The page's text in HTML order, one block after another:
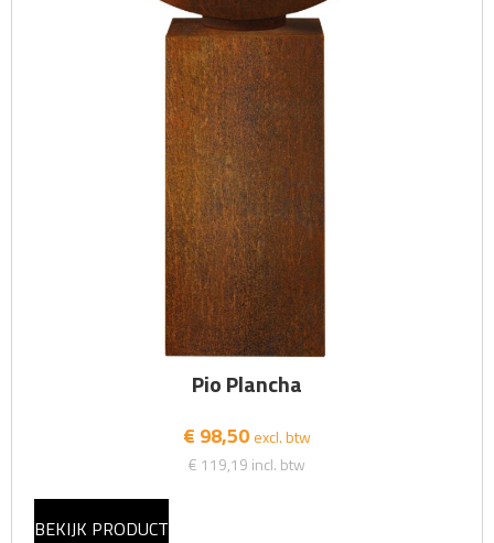
Pio Plancha
€ 98,50 excl. btw
€ 119,19 incl. btw
BEKIJK PRODUCT